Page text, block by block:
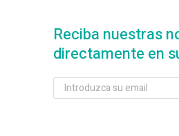
Reciba nuestras
directamente en